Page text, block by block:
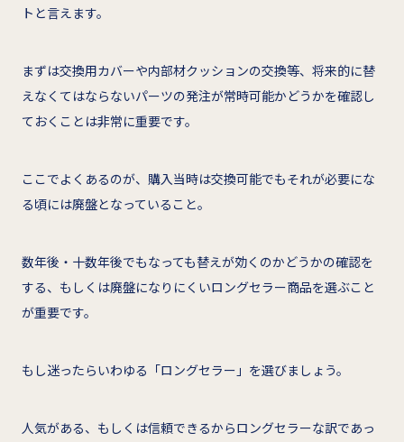
トと言えます。
まずは交換用カバーや内部材クッションの交換等、将来的に替
えなくてはならないパーツの発注が常時可能かどうかを確認し
ておくことは非常に重要です。
ここでよくあるのが、購入当時は交換可能でもそれが必要にな
る頃には廃盤となっていること。
数年後・十数年後でもなっても替えが効くのかどうかの確認を
する、もしくは廃盤になりにくいロングセラー商品を選ぶこと
が重要です。
もし迷ったらいわゆる「ロングセラー」を選びましょう。
人気がある、もしくは信頼できるからロングセラーな訳であっ